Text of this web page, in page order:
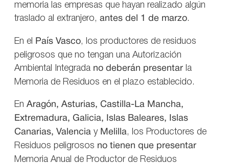
memoria las empresas que hayan realizado algún
traslado al extranjero, antes del 1 de marzo.
En el País Vasco, los productores de residuos
peligrosos que no tengan una Autorización
Ambiental Integrada no deberán presentar la
Memoria de Residuos en el plazo establecido.
En Aragón, Asturias, Castilla-La Mancha,
Extremadura, Galicia, Islas Baleares, Islas
Canarias, Valencia y Melilla, los Productores de
Residuos peligrosos no tienen que presentar
Memoria Anual de Productor de Residuos